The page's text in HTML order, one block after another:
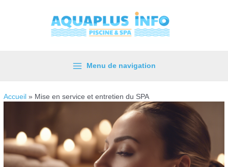
Menu
Menu de navigation
Accueil » Mise en service et entretien du SPA